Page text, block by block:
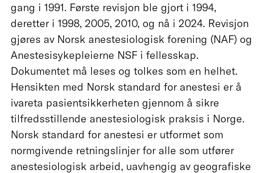
gang i 1991. Første revisjon ble gjort i 1994,
deretter i 1998, 2005, 2010, og nå i 2024. Revisjon
gjøres av Norsk anestesiologisk forening (NAF) og
Anestesisykepleierne NSF i fellesskap.
Dokumentet må leses og tolkes som en helhet.
Hensikten med Norsk standard for anestesi er å
ivareta pasientsikkerheten gjennom å sikre
tilfredsstillende anestesiologisk praksis i Norge.
Norsk standard for anestesi er utformet som
normgivende retningslinjer for alle som utfører
anestesiologisk arbeid, uavhengig av geografiske